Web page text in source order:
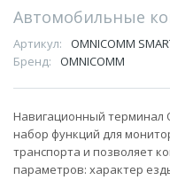
Автомобильные
Артикул:
OMNICOMM
Бренд:
OMNICOMM
Навигационный терминал
набор функций для
транспорта и позволяет
параметров: характер